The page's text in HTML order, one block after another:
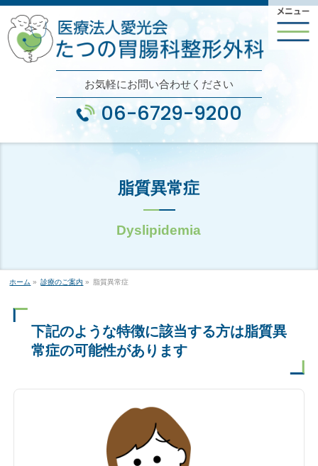
お気軽にお問い合わせください
06-6729-9200
脂質異常症
ホーム » 診療のご案内 » 脂質異常症
下記のような特徴に該当する方は脂質異
常症の可能性があります